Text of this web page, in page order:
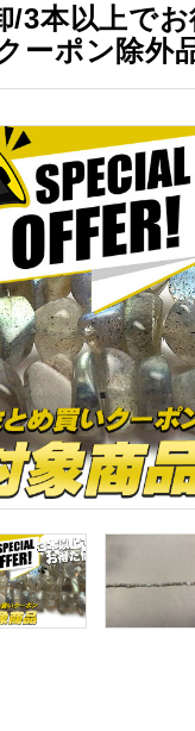
/3本以上で
ーポン除外